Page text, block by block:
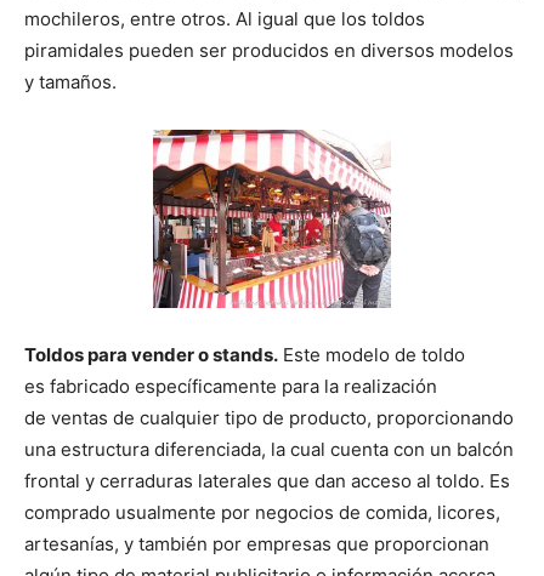
mochileros, entre otros. Al igual que los toldos
piramidales pueden ser producidos en diversos modelos
y tamaños.
Toldos para vender o stands. Este modelo de toldo
es fabricado específicamente para la realización
de ventas de cualquier tipo de producto, proporcionando
una estructura diferenciada, la cual cuenta con un balcón
frontal y cerraduras laterales que dan acceso al toldo. Es
comprado usualmente por negocios de comida, licores,
artesanías, y también por empresas que proporcionan